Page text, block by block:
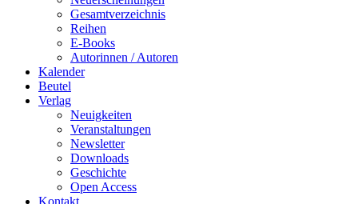
Gesamtverzeichnis
Reihen
E-Books
Autorinnen / Autoren
Kalender
Beutel
Verlag
Neuigkeiten
Veranstaltungen
Newsletter
Downloads
Geschichte
Open Access
Kontakt